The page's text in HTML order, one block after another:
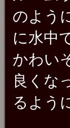
のよう
に水中
かわい
良くな
るよう